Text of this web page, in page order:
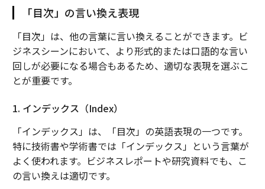
「目次」の言い換え表現
「目次」は、他の言葉に言い換えることができます。ビ
ジネスシーンにおいて、より形式的または口語的な言い
回しが必要になる場合もあるため、適切な表現を選ぶこ
とが重要です。
1. インデックス（Index）
「インデックス」は、「目次」の英語表現の一つです。
特に技術書や学術書では「インデックス」という言葉が
よく使われます。ビジネスレポートや研究資料でも、こ
の言い換えは適切です。